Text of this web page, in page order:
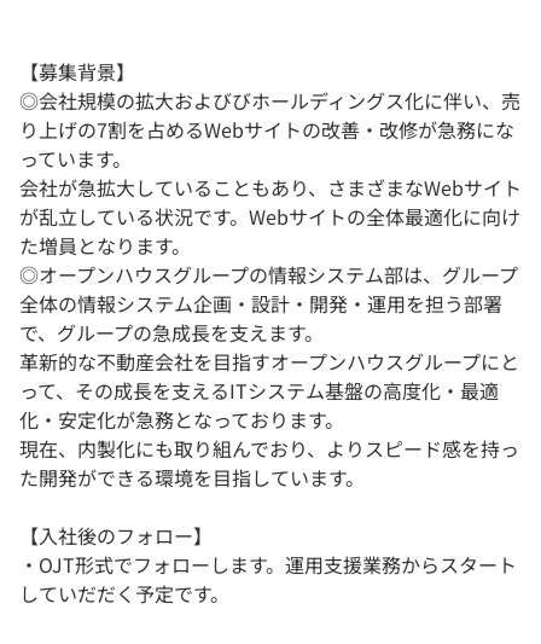
【募集背景】
◎会社規模の拡大およびびホールディングス化に伴い、売
り上げの7割を占めるWebサイトの改善・改修が急務にな
っています。
会社が急拡大していることもあり、さまざまなWebサイト
が乱立している状況です。Webサイトの全体最適化に向け
た増員となります。
◎オープンハウスグループの情報システム部は、グループ
全体の情報システム企画・設計・開発・運用を担う部署
で、グループの急成長を支えます。
革新的な不動産会社を目指すオープンハウスグループにと
って、その成長を支えるITシステム基盤の高度化・最適
化・安定化が急務となっております。
現在、内製化にも取り組んでおり、よりスピード感を持っ
た開発ができる環境を目指しています。
【入社後のフォロー】
・OJT形式でフォローします。運用支援業務からスタート
していだだく予定です。